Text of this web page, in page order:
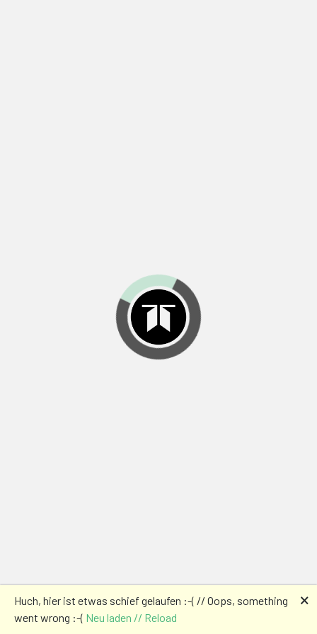
Huch, hier ist etwas schief gelaufen :-( // Oops, something
went wrong :-( Neu laden // Reload
🗙